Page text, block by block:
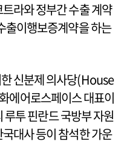
라와 정부간 수출 계약
출이행보증계약을 하는
신분제 의사당(House
에어로스페이스 대표이
투 핀란드 국방부 자원
대사 등이 참석한 가운